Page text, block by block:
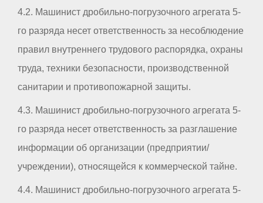
4.2. Машинист дробильно-погрузочного агрегата 5-
го разряда несет ответственность за несоблюдение
правил внутреннего трудового распорядка, охраны
труда, техники безопасности, производственной
санитарии и противопожарной защиты.
4.3. Машинист дробильно-погрузочного агрегата 5-
го разряда несет ответственность за разглашение
информации об организации (предприятии/
учреждении), относящейся к коммерческой тайне.
4.4. Машинист дробильно-погрузочного агрегата 5-